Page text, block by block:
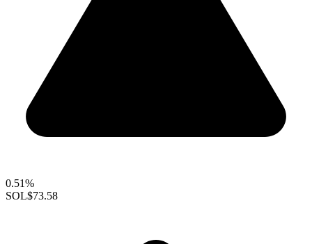
0.51%
SOL$73.58